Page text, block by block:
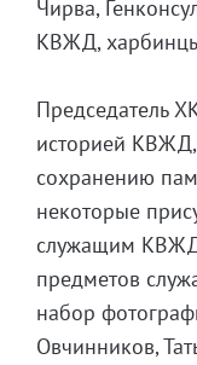
Чирва,
КВЖД,
Председатель
историей КВЖД,
сохранению
некоторые
служащим
предметов
набор
Овчинников,